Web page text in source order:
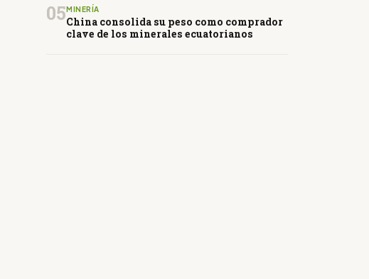
05 MINERÍA
China consolida su peso como comprador
clave de los minerales ecuatorianos